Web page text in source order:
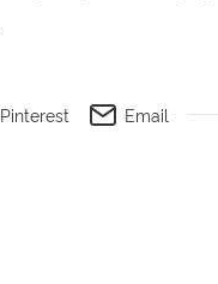
Pinterest Email